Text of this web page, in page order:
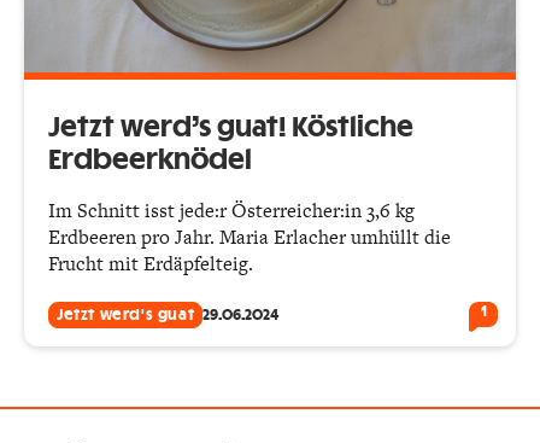
Jetzt werd’s guat! Köstliche
Erdbeerknödel
Im Schnitt isst jede:r Österreicher:in 3,6 kg
Erdbeeren pro Jahr. Maria Erlacher umhüllt die
Frucht mit Erdäpfelteig.
Jetzt werd's guat 29.06.2024 1